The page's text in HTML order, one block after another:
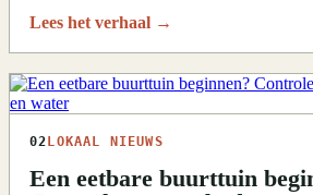
Lees het verhaal →
02 LOKAAL NIEUWS
Een eetbare buurttuin